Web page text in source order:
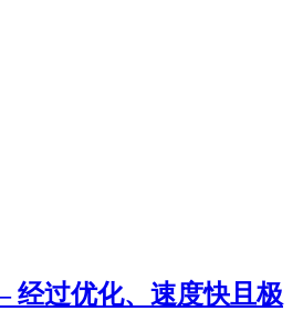
过优化、速度快且极